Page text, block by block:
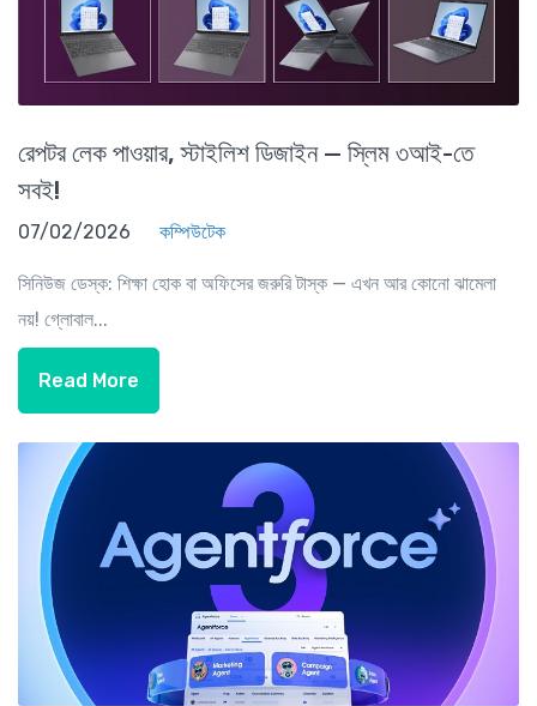
রেপটর লেক পাওয়ার, স্টাইলিশ ডিজাইন — স্লিম ৩আই-তে
সবই!
07/02/2026 কম্পিউটেক
সিনিউজ ডেস্ক: শিক্ষা হোক বা অফিসের জরুরি টাস্ক — এখন আর কোনো ঝামেলা
নয়! গ্লোবাল...
Read More